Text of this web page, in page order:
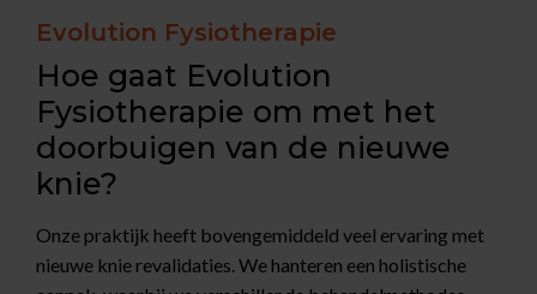
Evolution Fysiotherapie
Hoe gaat Evolution
Fysiotherapie om met het
doorbuigen van de nieuwe
knie?
Onze praktijk heeft bovengemiddeld veel ervaring met
nieuwe knie revalidaties. We hanteren een holistische